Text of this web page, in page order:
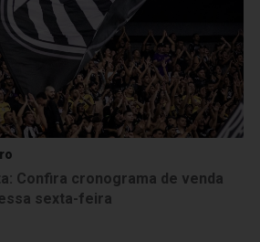
Confira cronograma de venda
sexta-feira